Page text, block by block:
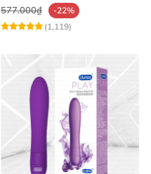
577.000₫
-22%
(1,119)